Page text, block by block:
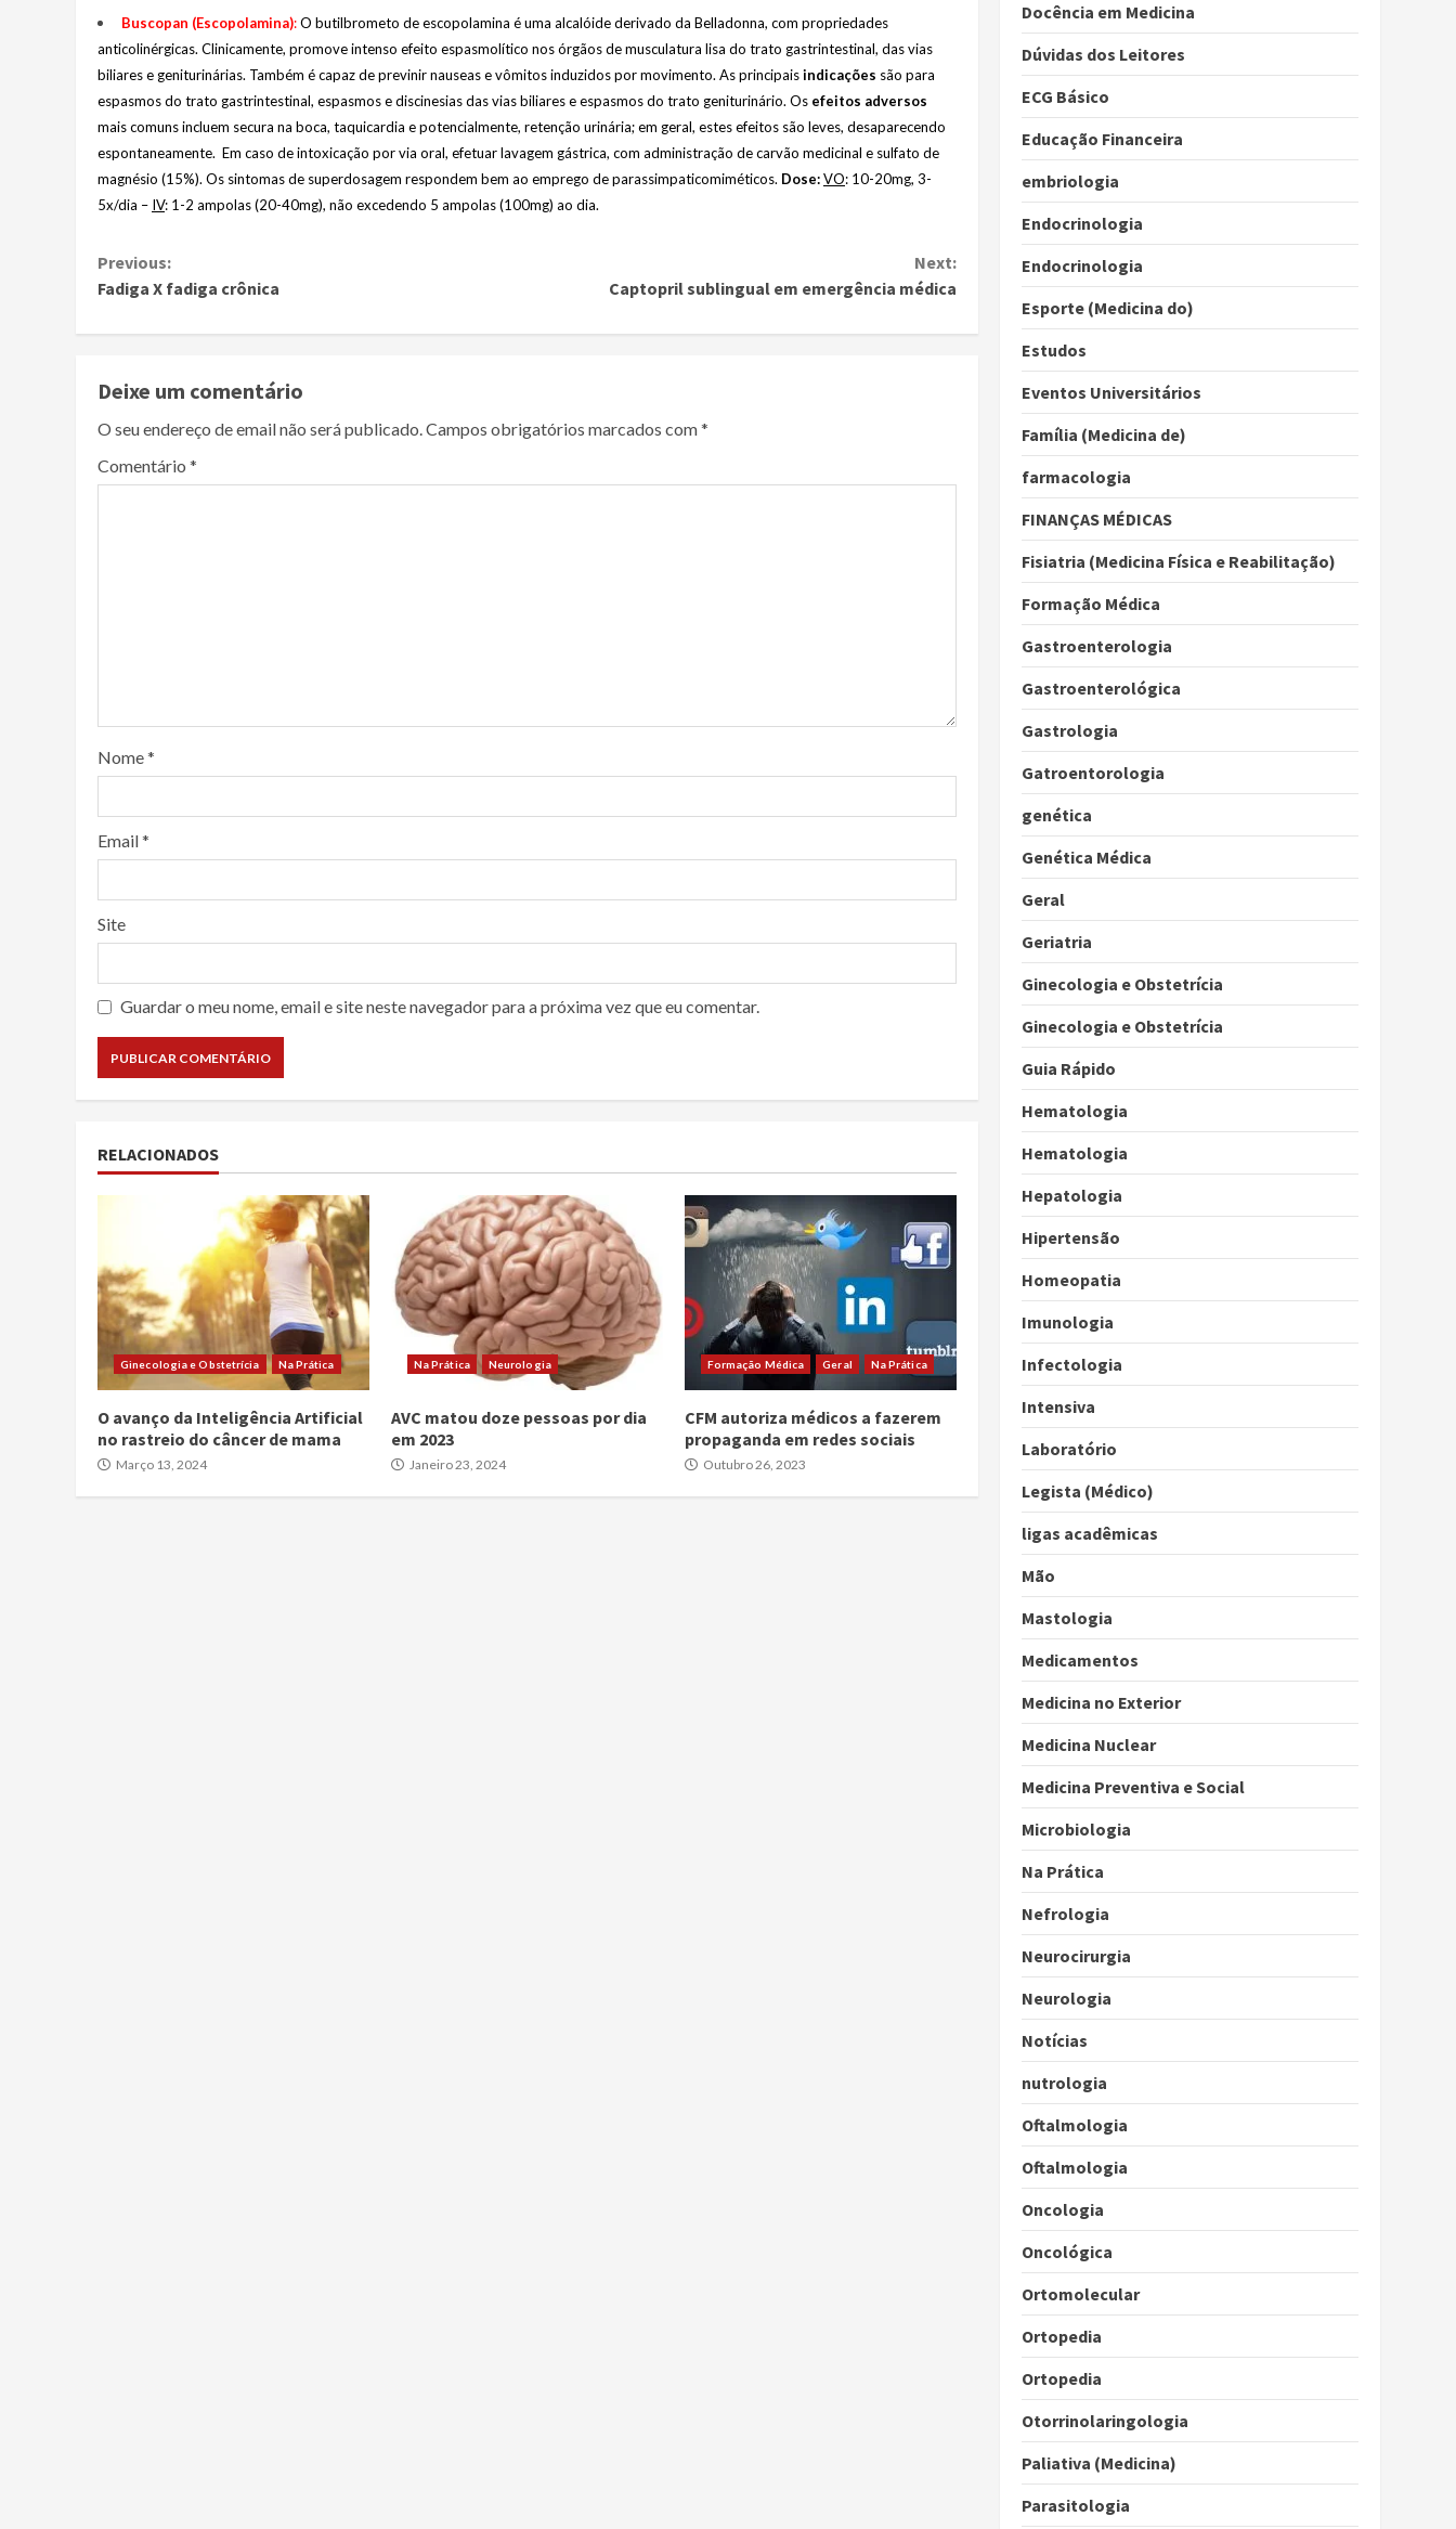
Buscopan (Escopolamina):O butilbrometo de escopolamina é uma alcalóide derivado da Belladonna, com propriedades
anticolinérgicas. Clinicamente, promove intenso efeito espasmolítico nos órgãos de musculatura lisa do trato gastrintestinal, das vias
biliares e geniturinárias. Também é capaz de previnir nauseas e vômitos induzidos por movimento. As principaisindicações são para
espasmos do trato gastrintestinal, espasmos e discinesias das vias biliares e espasmos do trato geniturinário. Os efeitos adversos
mais comuns incluem secura na boca, taquicardia e potencialmente, retenção urinária; em geral, estes efeitos são leves, desaparecendo
espontaneamente. Em caso de intoxicação por via oral, efetuar lavagem gástrica, com administração de carvão medicinal e sulfato de
magnésio (15%). Os sintomas de superdosagem respondem bem ao emprego de parassimpaticomiméticos. Dose:VO: 10-20mg, 3-
5x/dia – IV: 1-2 ampolas (20-40mg), não excedendo 5 ampolas (100mg) ao dia.
Continue
Reading
Previous:
Fadiga X fadiga crônica
Next:
Captopril sublingual em emergência médica
Deixe um comentário
O seu endereço de email não será publicado.Campos obrigatórios marcados com*
Comentário *
Nome*
Email*
Site
Guardar o meu nome, email e site neste navegador para a próxima vez que eu comentar.
RELACIONADOS
Ginecologia e Obstetrícia Na Prática
O avanço da Inteligência Artificial
no rastreio do câncer de mama
Março 13, 2024
Na Prática Neurologia
AVC matou doze pessoas por dia
em 2023
Janeiro 23, 2024
Formação Médica Geral Na Prática
CFM autoriza médicos a fazerem
propaganda em redes sociais
Outubro 26, 2023
Docência em Medicina
Dúvidas dos Leitores
ECG Básico
Educação Financeira
embriologia
Endocrinologia
Endocrinologia
Esporte (Medicina do)
Estudos
Eventos Universitários
Família (Medicina de)
farmacologia
FINANÇAS MÉDICAS
Fisiatria (Medicina Física e Reabilitação)
Formação Médica
Gastroenterologia
Gastroenterológica
Gastrologia
Gatroentorologia
genética
Genética Médica
Geral
Geriatria
Ginecologia e Obstetrícia
Ginecologia e Obstetrícia
Guia Rápido
Hematologia
Hematologia
Hepatologia
Hipertensão
Homeopatia
Imunologia
Infectologia
Intensiva
Laboratório
Legista (Médico)
ligas acadêmicas
Mão
Mastologia
Medicamentos
Medicina no Exterior
Medicina Nuclear
Medicina Preventiva e Social
Microbiologia
Na Prática
Nefrologia
Neurocirurgia
Neurologia
Notícias
nutrologia
Oftalmologia
Oftalmologia
Oncologia
Oncológica
Ortomolecular
Ortopedia
Ortopedia
Otorrinolaringologia
Paliativa (Medicina)
Parasitologia